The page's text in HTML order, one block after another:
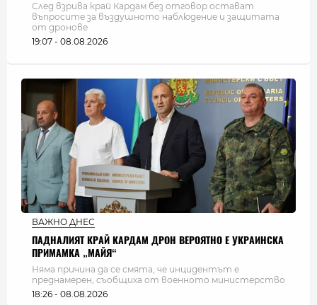
След взрива край Кардам без отговор остават
въпросите за въздушното наблюдение и защитата
от дронове
19:07 - 08.08.2026
ВАЖНО ДНЕС
ПАДНАЛИЯТ КРАЙ КАРДАМ ДРОН ВЕРОЯТНО Е УКРАИНСКА
ПРИМАМКА „МАЙЯ“
Няма причина да се смята, че инцидентът е
преднамерен, съобщиха от военното министерство
18:26 - 08.08.2026